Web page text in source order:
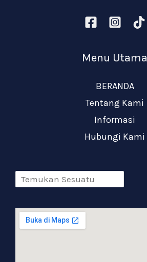
Menu Utama
BERANDA
Tentang Kami
Informasi
Hubungi Kami